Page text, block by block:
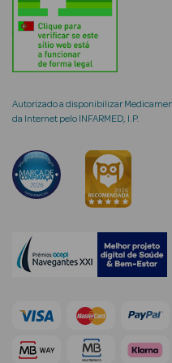
Ver Tudo
Coffrets de
Coffrets de
Homem
Autorizado a disponibilizar
da Internet pelo INFARMED, I.P.